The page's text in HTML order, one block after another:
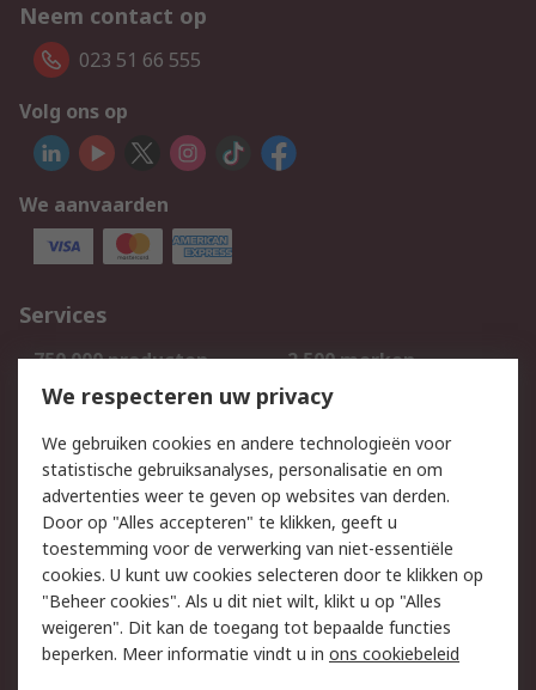
Neem contact op
023 51 66 555
Volg ons op
We aanvaarden
Services
750.000 producten
2.500 merken
Bestellen
Inkoopoplossingen
Track & Trace
Wettelijk
Cookiebeleid
Email veiligheid
Privacybeleid
Websitevoorwaarden
Algemene
verkoopvoorwaarden
We respecteren uw privacy
We gebruiken cookies en andere technologieën voor
statistische gebruiksanalyses, personalisatie en om
advertenties weer te geven op websites van derden.
Door op "Alles accepteren" te klikken, geeft u
toestemming voor de verwerking van niet-essentiële
cookies. U kunt uw cookies selecteren door te klikken op
"Beheer cookies". Als u dit niet wilt, klikt u op "Alles
weigeren". Dit kan de toegang tot bepaalde functies
beperken. Meer informatie vindt u in ons cookiebeleid